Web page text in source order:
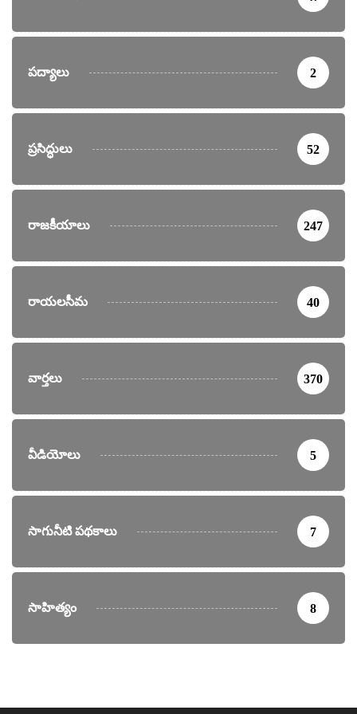
పద్యాలు 2
ప్రసిద్ధులు 52
రాజకీయాలు 247
రాయలసీమ 40
వార్తలు 370
వీడియోలు 5
సాగునీటి పథకాలు 7
సాహిత్యం 8